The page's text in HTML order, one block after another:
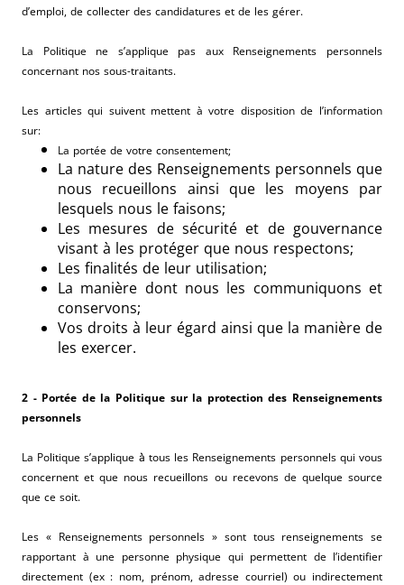
d’emploi, de collecter des candidatures et de les gérer.
La Politique ne s’applique pas aux Renseignements personnels
concernant nos sous-traitants.
Les articles qui suivent mettent à votre disposition de l’information
sur:
La portée de votre consentement;
La nature des Renseignements personnels que
nous recueillons ainsi que les moyens par
lesquels nous le faisons;
Les mesures de sécurité et de gouvernance
visant à les protéger que nous respectons;
Les finalités de leur utilisation;
La manière dont nous les communiquons et
conservons;
Vos droits à leur égard ainsi que la manière de
les exercer.
2 - Portée de la Politique sur la protection des Renseignements
personnels
La Politique s’applique à̀ tous les Renseignements personnels qui vous
concernent et que nous recueillons ou recevons de quelque source
que ce soit.
Les « Renseignements personnels » sont tous renseignements se
rapportant à une personne physique qui permettent de l’identifier
directement (ex : nom, prénom, adresse courriel) ou indirectement